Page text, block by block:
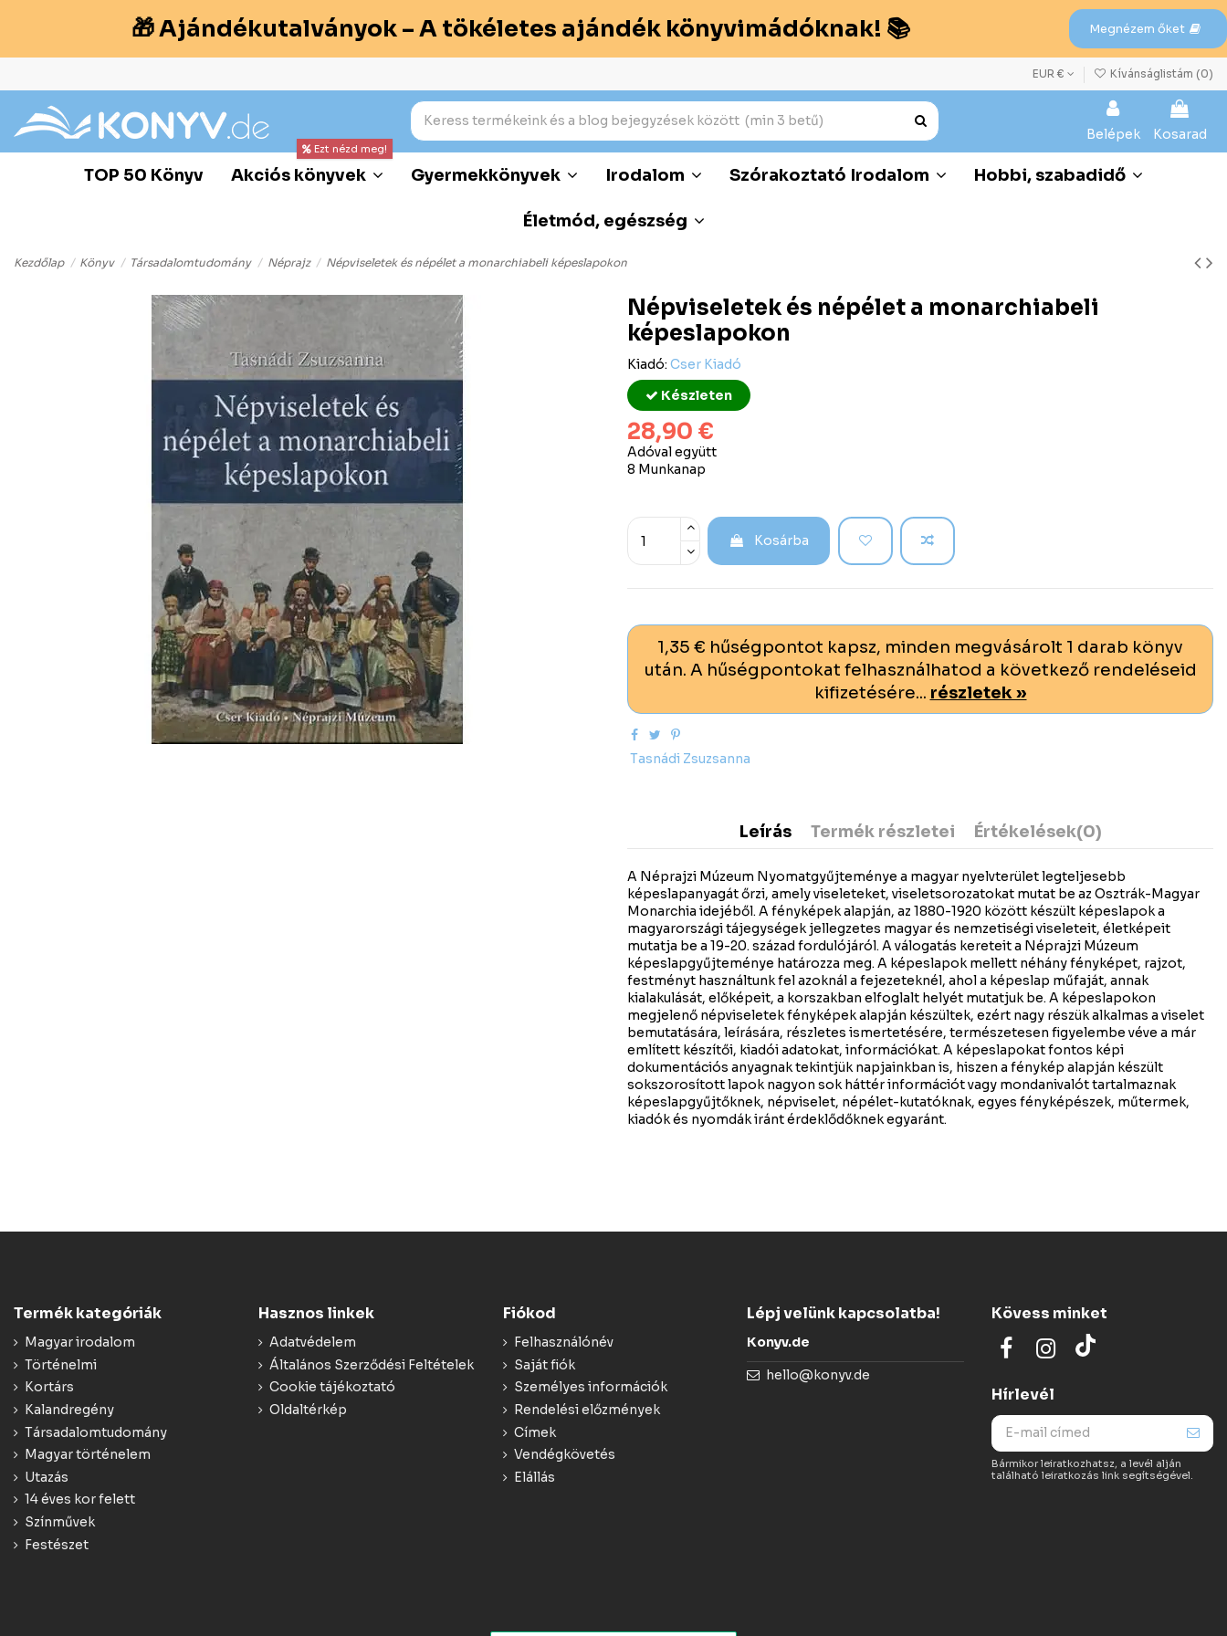
🎁 Ajándékutalványok – A tökéletes ajándék könyvimádóknak! 📚 Megnézem őket
EUR € Kívánságlistám (0)
Belépek Kosarad
TOP 50 Könyv Akciós könyvek
Ezt nézd meg!
Gyermekkönyvek Irodalom Szórakoztató Irodalom Hobbi, szabadidő
Életmód, egészség
Kezdőlap Könyv Társadalomtudomány Néprajz Népviseletek és népélet a monarchiabeli képeslapokon
Népviseletek és népélet a monarchiabeli
képeslapokon
Kiadó: Cser Kiadó
Készleten
28,90 €
Adóval együtt
8 Munkanap
Kosárba
1,35 € hűségpontot kapsz, minden megvásárolt 1 darab könyv
után. A hűségpontokat felhasználhatod a következő rendeléseid
kifizetésére... részletek »
Tasnádi Zsuzsanna
Leírás Termék részletei Értékelések(0)
A Néprajzi Múzeum Nyomatgyűjteménye a magyar nyelvterület legteljesebb
képeslapanyagát őrzi, amely viseleteket, viseletsorozatokat mutat be az Osztrák-Magyar
Monarchia idejéből. A fényképek alapján, az 1880-1920 között készült képeslapok a
magyarországi tájegységek jellegzetes magyar és nemzetiségi viseleteit, életképeit
mutatja be a 19-20. század fordulójáról. A válogatás kereteit a Néprajzi Múzeum
képeslapgyűjteménye határozza meg. A képeslapok mellett néhány fényképet, rajzot,
festményt használtunk fel azoknál a fejezeteknél, ahol a képeslap műfaját, annak
kialakulását, előképeit, a korszakban elfoglalt helyét mutatjuk be. A képeslapokon
megjelenő népviseletek fényképek alapján készültek, ezért nagy részük alkalmas a viselet
bemutatására, leírására, részletes ismertetésére, természetesen figyelembe véve a már
említett készítői, kiadói adatokat, információkat. A képeslapokat fontos képi
dokumentációs anyagnak tekintjük napjainkban is, hiszen a fénykép alapján készült
sokszorosított lapok nagyon sok háttér információt vagy mondanivalót tartalmaznak
képeslapgyűjtőknek, népviselet, népélet-kutatóknak, egyes fényképészek, műtermek,
kiadók és nyomdák iránt érdeklődőknek egyaránt.
Termék kategóriák
Magyar irodalom
Történelmi
Kortárs
Kalandregény
Társadalomtudomány
Magyar történelem
Utazás
14 éves kor felett
Színművek
Festészet
Hasznos linkek
Adatvédelem
Általános Szerződési Feltételek
Cookie tájékoztató
Oldaltérkép
Fiókod
Felhasználónév
Saját fiók
Személyes információk
Rendelési előzmények
Címek
Vendégkövetés
Elállás
Lépj velünk kapcsolatba!
Konyv.de
hello@konyv.de
Kövess minket
Hírlevél
Bármikor leiratkozhatsz, a levél alján
található leiratkozás link segítségével.